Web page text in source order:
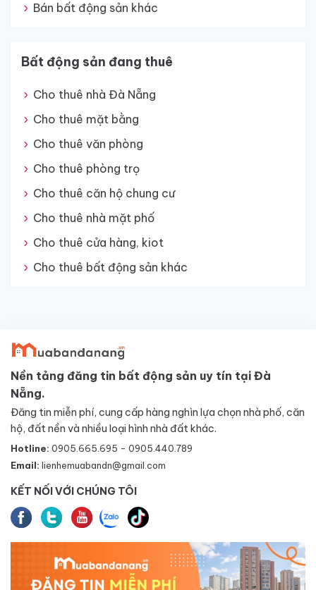
Bán bất động sản khác
Bất động sản đang thuê
Cho thuê nhà Đà Nẵng
Cho thuê mặt bằng
Cho thuê văn phòng
Cho thuê phòng trọ
Cho thuê căn hộ chung cư
Cho thuê nhà mặt phố
Cho thuê cửa hàng, kiot
Cho thuê bất động sản khác
Nền tảng đăng tin bất động sản uy tín tại Đà
Nẵng.
Đăng tin miễn phí, cung cấp hàng nghìn lựa chọn nhà phố, căn
hộ, đất nền và nhiều loại hình nhà đất khác.
Hotline: 0905.665.695 - 0905.440.789
Email: lienhemuabandn@gmail.com
KẾT NỐI VỚI CHÚNG TÔI